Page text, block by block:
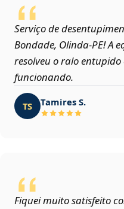
Serviço de
Bondade, Olinda‑PE! A
resolveu o ralo
funcionando.
TS Tamires S.
Fiquei muito satisfeito